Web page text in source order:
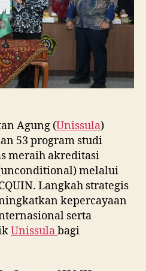
Internasional
ACQUIN
Lewat
Jalur
Track
Agung (Unissula)
53 program studi
meraih akreditasi
melalui
Langkah strategis
kepercayaan
serta
Unissulabagi